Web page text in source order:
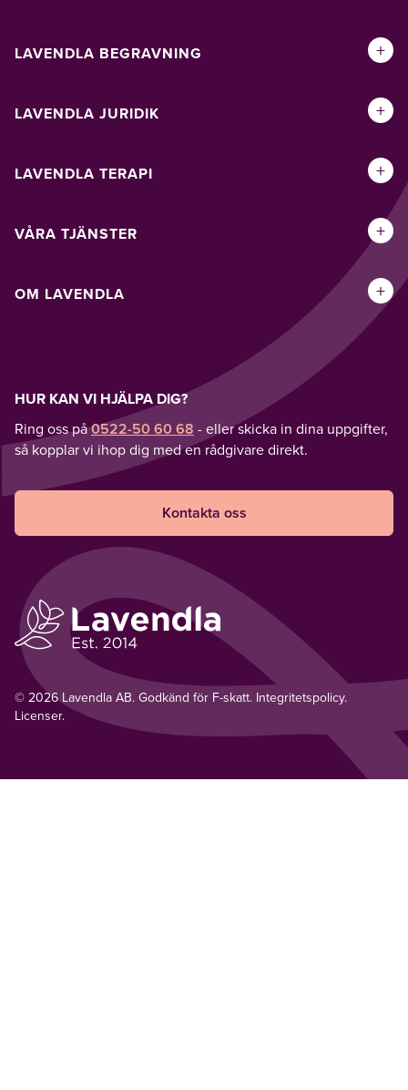
LAVENDLA BEGRAVNING +
LAVENDLA JURIDIK +
LAVENDLA TERAPI +
VÅRA TJÄNSTER +
OM LAVENDLA +
HUR KAN VI HJÄLPA DIG?
Ring oss på0522-50 60 68 - eller skicka in dina uppgifter,
så kopplar vi ihop dig med en rådgivare direkt.
Kontakta oss
© 2026 Lavendla AB. Godkänd för F-skatt. Integritetspolicy.
Licenser.